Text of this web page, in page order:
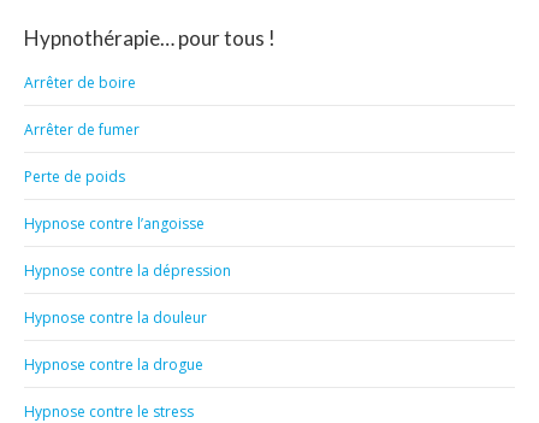
Hypnothérapie… pour tous !
Arrêter de boire
Arrêter de fumer
Perte de poids
Hypnose contre l’angoisse
Hypnose contre la dépression
Hypnose contre la douleur
Hypnose contre la drogue
Hypnose contre le stress